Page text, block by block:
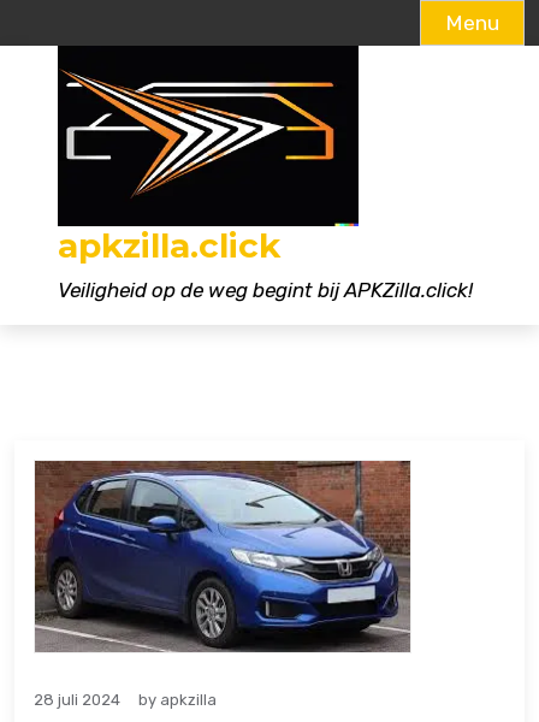
Menu
apkzilla.click
Veiligheid op de weg begint bij APKZilla.click!
28 juli 2024 by apkzilla